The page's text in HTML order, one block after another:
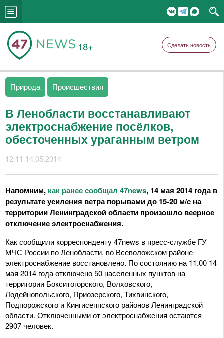
18+ Сделать новость
Природа Происшествия
В Ленобласти восстанавливают
электроснабжение посёлков,
обесточенных ураганным ветром
12:11 14.05.2014
Напомним, как ранее сообщал 47news, 14 мая 2014 года в
результате усиления ветра порывами до 15-20 м/с на
территории Ленинградской области произошло веерное
отключение электроснабжения.
Как сообщили корреспонденту 47news в пресс-службе ГУ
МЧС России по Ленобласти, во Всеволожском районе
электроснабжение восстановлено. По состоянию на 11.00 14
мая 2014 года отключено 50 населенных пунктов на
территории Бокситогорского, Волховского,
Лодейнопольского, Приозерского, Тихвинского,
Подпорожского и Кингисеппского районов Ленинградской
области. Отключенными от электроснабжения остаются
2907 человек.